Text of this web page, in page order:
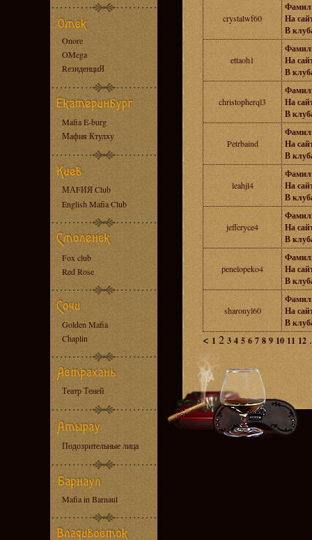
Onore
OMega
RезиденциЯ
Mafia E-burg
Мафия Ктулху
МАFИЯ Club
English Mafia Club
Fox club
Red Rose
Golden Mafia
Chaplin
Театр Теней
Подозрительные лица
Mafia in Barnaul
crystalwf60
На
В
ettaoh1
На
В
christopherql3
На
В
Petrbaind
На
В
leahjl4
На
В
jefferyce4
На
В
penelopeko4
На
В
sharonyl60
На
В
< 1 2 3 4 5 6 7 8 9 10 11 12